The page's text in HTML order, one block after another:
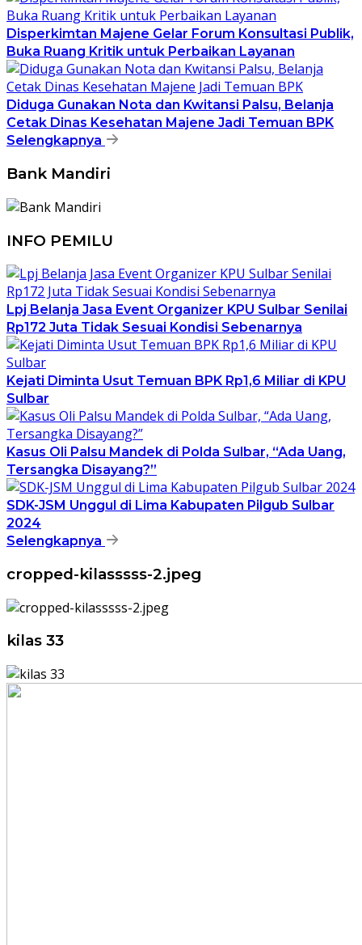
Disperkimtan Majene Gelar Forum Konsultasi Publik,
Buka Ruang Kritik untuk Perbaikan Layanan
Diduga Gunakan Nota dan Kwitansi Palsu, Belanja
Cetak Dinas Kesehatan Majene Jadi Temuan BPK
Selengkapnya
Bank Mandiri
INFO PEMILU
Lpj Belanja Jasa Event Organizer KPU Sulbar Senilai
Rp172 Juta Tidak Sesuai Kondisi Sebenarnya
Kejati Diminta Usut Temuan BPK Rp1,6 Miliar di KPU
Sulbar
Kasus Oli Palsu Mandek di Polda Sulbar, “Ada Uang,
Tersangka Disayang?”
SDK-JSM Unggul di Lima Kabupaten Pilgub Sulbar
2024
Selengkapnya
cropped-kilasssss-2.jpeg
kilas 33